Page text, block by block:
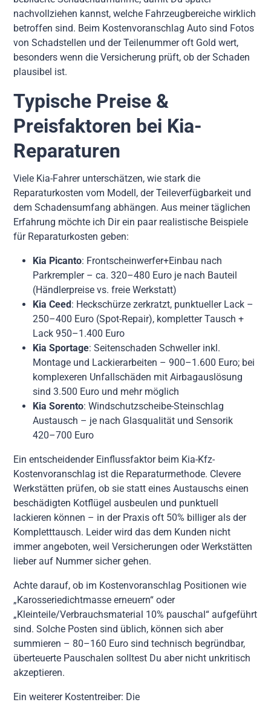
nachvollziehen kannst, welche Fahrzeugbereiche wirklich
betroffen sind. Beim Kostenvoranschlag Auto sind Fotos
von Schadstellen und der Teilenummer oft Gold wert,
besonders wenn die Versicherung prüft, ob der Schaden
plausibel ist.
Typische Preise &
Preisfaktoren bei Kia-
Reparaturen
Viele Kia-Fahrer unterschätzen, wie stark die
Reparaturkosten vom Modell, der Teileverfügbarkeit und
dem Schadensumfang abhängen. Aus meiner täglichen
Erfahrung möchte ich Dir ein paar realistische Beispiele
für Reparaturkosten geben:
Kia Picanto: Frontscheinwerfer+Einbau nach
Parkrempler – ca. 320–480 Euro je nach Bauteil
(Händlerpreise vs. freie Werkstatt)
Kia Ceed : Heckschürze zerkratzt, punktueller Lack –
250–400 Euro (Spot-Repair), kompletter Tausch +
Lack 950–1.400 Euro
Kia Sportage: Seitenschaden Schweller inkl.
Montage und Lackierarbeiten – 900–1.600 Euro; bei
komplexeren Unfallschäden mit Airbagauslösung
sind 3.500 Euro und mehr möglich
Kia Sorento: Windschutzscheibe-Steinschlag
Austausch – je nach Glasqualität und Sensorik
420–700 Euro
Ein entscheidender Einflussfaktor beim Kia-Kfz-
Kostenvoranschlag ist die Reparaturmethode. Clevere
Werkstätten prüfen, ob sie statt eines Austauschs einen
beschädigten Kotflügel ausbeulen und punktuell
lackieren können – in der Praxis oft 50% billiger als der
Kompletttausch. Leider wird das dem Kunden nicht
immer angeboten, weil Versicherungen oder Werkstätten
lieber auf Nummer sicher gehen.
Achte darauf, ob im Kostenvoranschlag Positionen wie
„Karosseriedichtmasse erneuern“ oder
„Kleinteile/Verbrauchsmaterial 10% pauschal“ aufgeführt
sind. Solche Posten sind üblich, können sich aber
summieren – 80–160 Euro sind technisch begründbar,
überteuerte Pauschalen solltest Du aber nicht unkritisch
akzeptieren.
Ein weiterer Kostentreiber: Die